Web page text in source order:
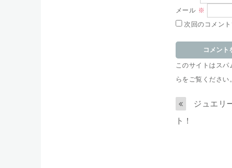
メール ※
次回のコメン
このサイトはス
らをご覧ください 。
ジュエリ
ト！